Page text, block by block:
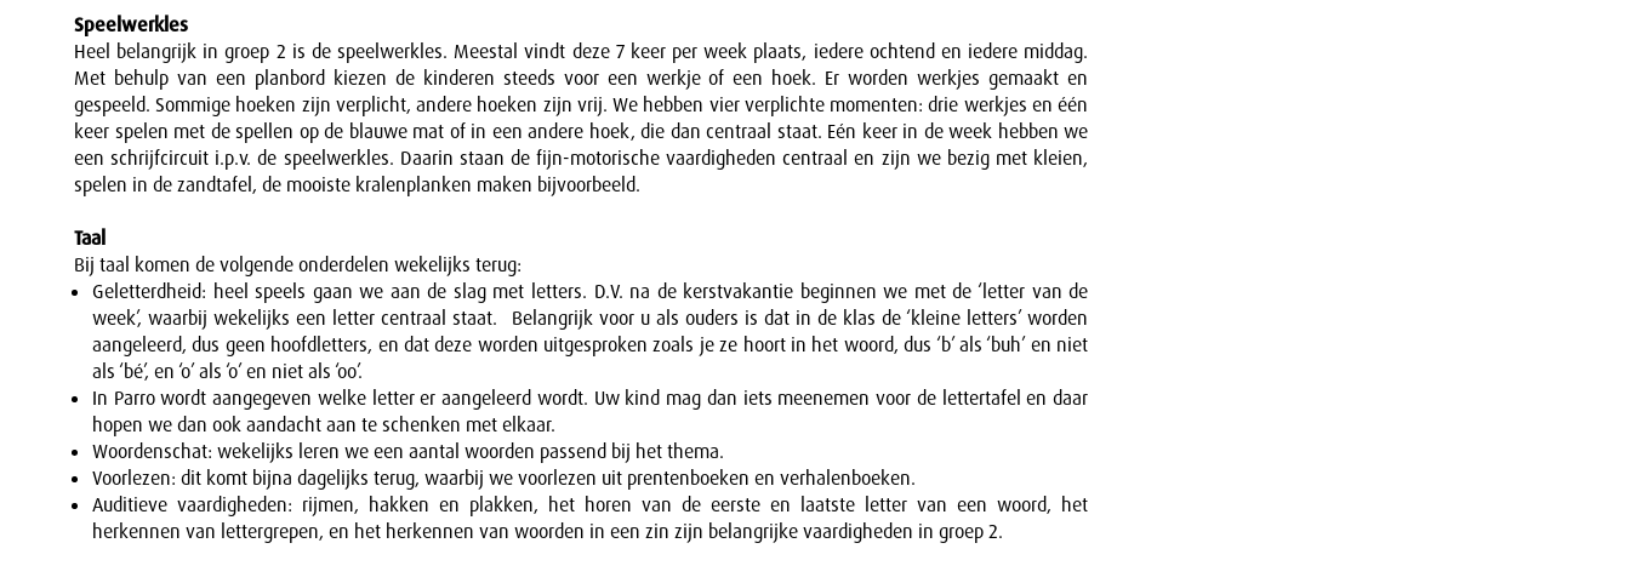
Speelwerkles
Heel belangrijk in groep 2 is de speelwerkles. Meestal vindt deze 7 keer per week plaats, iedere ochtend en iedere middag.
Met behulp van een planbord kiezen de kinderen steeds voor een werkje of een hoek. Er worden werkjes gemaakt en
gespeeld. Sommige hoeken zijn verplicht, andere hoeken zijn vrij. We hebben vier verplichte momenten: drie werkjes en één
keer spelen met de spellen op de blauwe mat of in een andere hoek, die dan centraal staat. Eén keer in de week hebben we
een schrijfcircuit i.p.v. de speelwerkles. Daarin staan de fijn-motorische vaardigheden centraal en zijn we bezig met kleien,
spelen in de zandtafel, de mooiste kralenplanken maken bijvoorbeeld.
Taal
Bij taal komen de volgende onderdelen wekelijks terug:
Geletterdheid: heel speels gaan we aan de slag met letters. D.V. na de kerstvakantie beginnen we met de ‘letter van de
week’, waarbij wekelijks een letter centraal staat. Belangrijk voor u als ouders is dat in de klas de ‘kleine letters’ worden
aangeleerd, dus geen hoofdletters, en dat deze worden uitgesproken zoals je ze hoort in het woord, dus ‘b’ als ‘buh’ en niet
als ‘bé’, en ‘o’ als ‘o’ en niet als ‘oo’.
In Parro wordt aangegeven welke letter er aangeleerd wordt. Uw kind mag dan iets meenemen voor de lettertafel en daar
hopen we dan ook aandacht aan te schenken met elkaar.
Woordenschat: wekelijks leren we een aantal woorden passend bij het thema.
Voorlezen: dit komt bijna dagelijks terug, waarbij we voorlezen uit prentenboeken en verhalenboeken.
Auditieve vaardigheden: rijmen, hakken en plakken, het horen van de eerste en laatste letter van een woord, het
herkennen van lettergrepen, en het herkennen van woorden in een zin zijn belangrijke vaardigheden in groep 2.